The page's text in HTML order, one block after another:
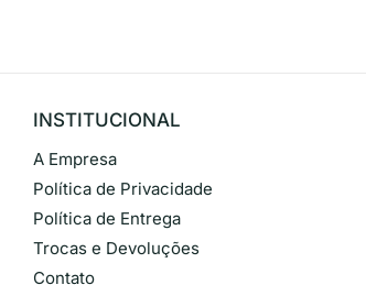
INSTITUCIONAL
A Empresa
Política de Privacidade
Política de Entrega
Trocas e Devoluções
Contato